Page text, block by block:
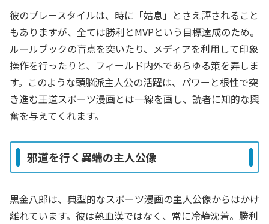
彼のプレースタイルは、時に「姑息」とさえ評されること
もありますが、全ては勝利とMVPという目標達成のため。
ルールブックの盲点を突いたり、メディアを利用して印象
操作を行ったりと、フィールド内外であらゆる策を弄しま
す。このような頭脳派主人公の活躍は、パワーと根性で突
き進む王道スポーツ漫画とは一線を画し、読者に知的な興
奮を与えてくれます。
邪道を行く異端の主人公像
黒金八郎は、典型的なスポーツ漫画の主人公像からはかけ
離れています。彼は熱血漢ではなく、常に冷静沈着。勝利